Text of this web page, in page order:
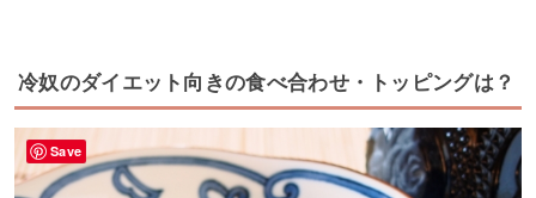
冷奴のダイエット向きの食べ合わせ・トッピングは？
Save